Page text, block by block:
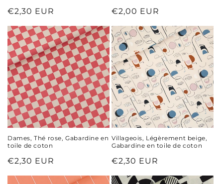
Prix
€2,30 EUR
Prix
€2,00 EUR
Dames, Thé rose, Gabardine en
toile de coton
Prix
€2,30 EUR
Villageois, Légèrement beige,
Gabardine en toile de coton
Prix
€2,30 EUR